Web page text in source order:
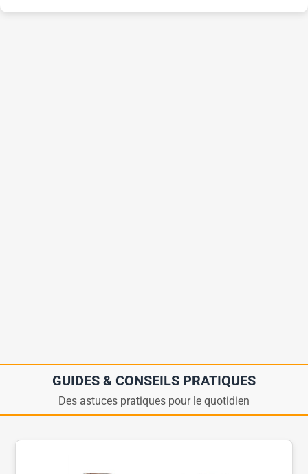
GUIDES & CONSEILS PRATIQUES
Des astuces pratiques pour le quotidien